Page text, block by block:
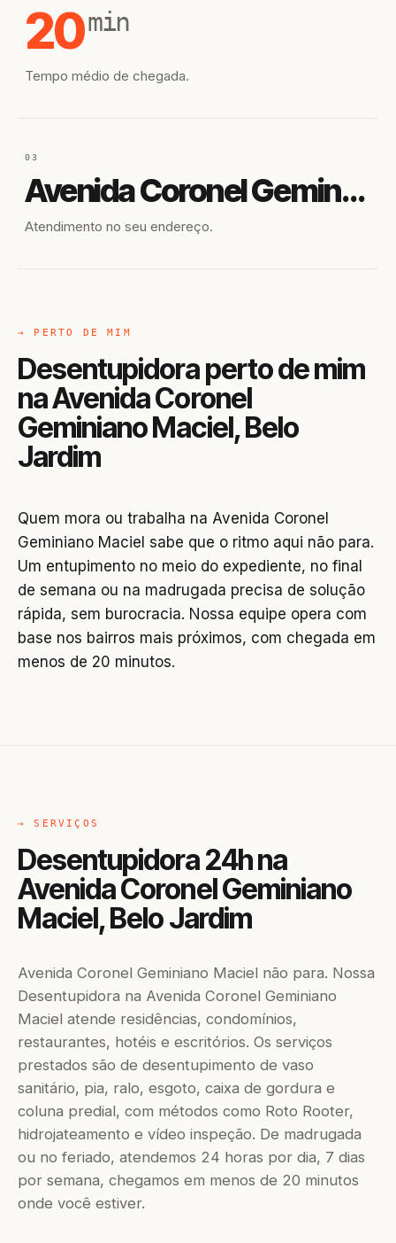
20min
Tempo médio de chegada.
03
Avenida Coronel Geminiano Maciel
Atendimento no seu endereço.
→ PERTO DE MIM
Desentupidora perto de mim
na Avenida Coronel
Geminiano Maciel, Belo
Jardim
Quem mora ou trabalha na Avenida Coronel
Geminiano Maciel sabe que o ritmo aqui não para.
Um entupimento no meio do expediente, no final
de semana ou na madrugada precisa de solução
rápida, sem burocracia. Nossa equipe opera com
base nos bairros mais próximos, com chegada em
menos de 20 minutos.
→ SERVIÇOS
Desentupidora 24h na
Avenida Coronel Geminiano
Maciel, Belo Jardim
Avenida Coronel Geminiano Maciel não para. Nossa
Desentupidora na Avenida Coronel Geminiano
Maciel atende residências, condomínios,
restaurantes, hotéis e escritórios. Os serviços
prestados são de desentupimento de vaso
sanitário, pia, ralo, esgoto, caixa de gordura e
coluna predial, com métodos como Roto Rooter,
hidrojateamento e vídeo inspeção. De madrugada
ou no feriado, atendemos 24 horas por dia, 7 dias
por semana, chegamos em menos de 20 minutos
onde você estiver.